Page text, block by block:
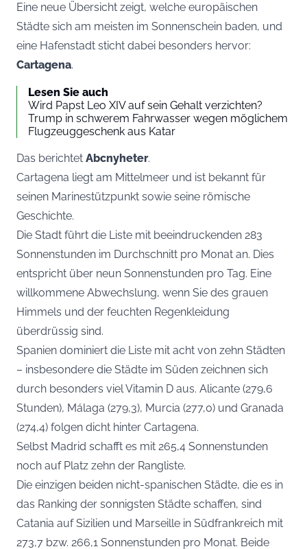
Eine neue Übersicht zeigt, welche europäischen
Städte sich am meisten im Sonnenschein baden, und
eine Hafenstadt sticht dabei besonders hervor:
Cartagena.
Lesen Sie auch
Wird Papst Leo XIV auf sein Gehalt verzichten?
Trump in schwerem Fahrwasser wegen möglichem
Flugzeuggeschenk aus Katar
Das berichtet Abcnyheter.
Cartagena liegt am Mittelmeer und ist bekannt für
seinen Marinestützpunkt sowie seine römische
Geschichte.
Die Stadt führt die Liste mit beeindruckenden 283
Sonnenstunden im Durchschnitt pro Monat an. Dies
entspricht über neun Sonnenstunden pro Tag. Eine
willkommene Abwechslung, wenn Sie des grauen
Himmels und der feuchten Regenkleidung
überdrüssig sind.
Spanien dominiert die Liste mit acht von zehn Städten
– insbesondere die Städte im Süden zeichnen sich
durch besonders viel Vitamin D aus. Alicante (279,6
Stunden), Málaga (279,3), Murcia (277,0) und Granada
(274,4) folgen dicht hinter Cartagena.
Selbst Madrid schafft es mit 265,4 Sonnenstunden
noch auf Platz zehn der Rangliste.
Die einzigen beiden nicht-spanischen Städte, die es in
das Ranking der sonnigsten Städte schaffen, sind
Catania auf Sizilien und Marseille in Südfrankreich mit
273,7 bzw. 266,1 Sonnenstunden pro Monat. Beide